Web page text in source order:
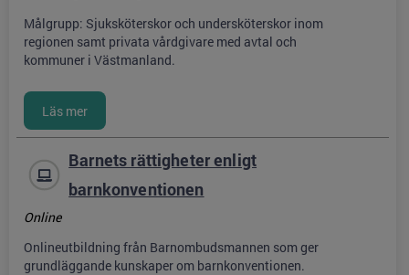
Målgrupp: Sjuksköterskor och undersköterskor inom
regionen samt privata vårdgivare med avtal och
kommuner i Västmanland.
Barnets rättigheter enligt
barnkonventionen
Online
Onlineutbildning från Barnombudsmannen som ger
grundläggande kunskaper om barnkonventionen.